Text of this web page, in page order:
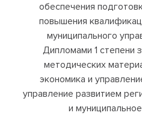
обеспечения
повышения
муниципального
Дипломами 1 степени
методических
экономика и
управление развитием
и